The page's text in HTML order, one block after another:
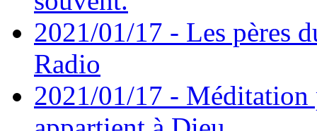
2021/01/17 - Les pères
Radio
2021/01/17 - Méditation